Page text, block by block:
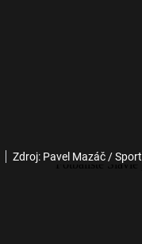
Zdroj: Pavel Mazáč / Sport